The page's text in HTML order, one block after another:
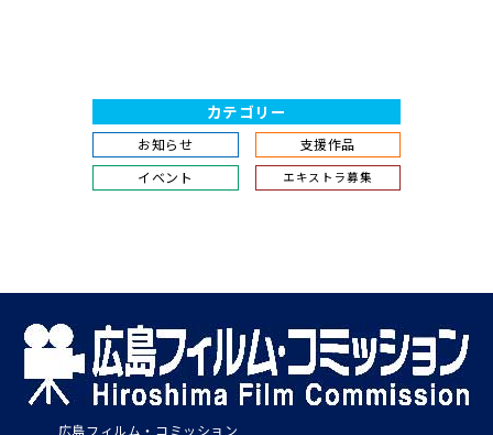
カテゴリー
お知らせ
支援作品
イベント
エキストラ募集
広島フィルム・コミッション